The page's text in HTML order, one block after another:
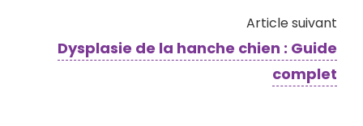
Article suivant
Dysplasie de la hanche chien : Guide
complet